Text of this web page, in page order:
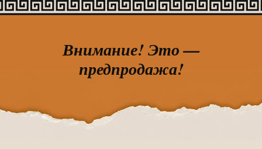
Внимание! Это —
предпродажа!